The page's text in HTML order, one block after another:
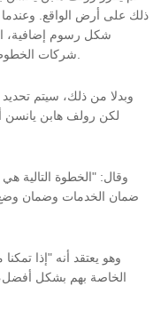
ذلك على أرض الواقع.
شكل رسوم إضافية،
وبدلا من ذلك، سيتم
لكن رولف هابن يانسن
وقال: "الخطوة التالية
ضمان الخدمات وضمان وضع
وهو يعتقد أنه "إذا
الخاصة بهم بشكل